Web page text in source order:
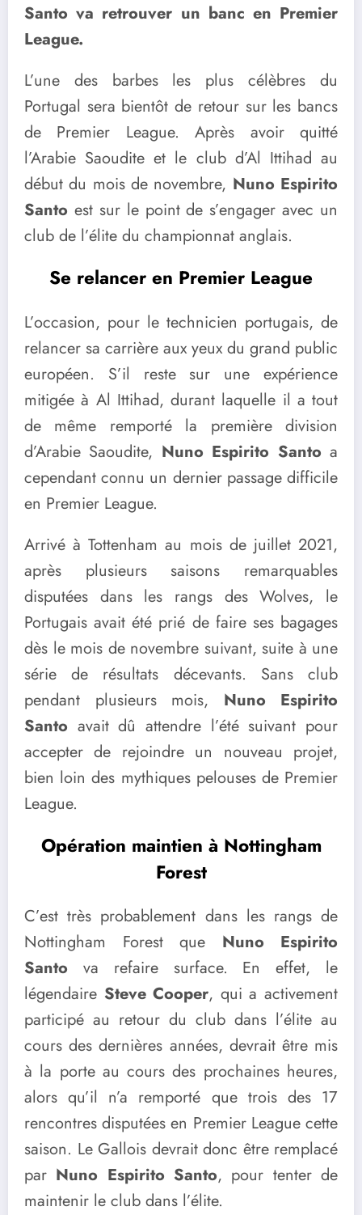
Santo va retrouver un banc en Premier
League.
L’une des barbes les plus célèbres du
Portugal sera bientôt de retour sur les bancs
de Premier League. Après avoir quitté
l’Arabie Saoudite et le club d’Al Ittihad au
début du mois de novembre, Nuno Espirito
Santo est sur le point de s’engager avec un
club de l’élite du championnat anglais.
Se relancer en Premier League
L’occasion, pour le technicien portugais, de
relancer sa carrière aux yeux du grand public
européen. S’il reste sur une expérience
mitigée à Al Ittihad, durant laquelle il a tout
de même remporté la première division
d’Arabie Saoudite, Nuno Espirito Santo a
cependant connu un dernier passage difficile
en Premier League.
Arrivé à Tottenham au mois de juillet 2021,
après plusieurs saisons remarquables
disputées dans les rangs des Wolves, le
Portugais avait été prié de faire ses bagages
dès le mois de novembre suivant, suite à une
série de résultats décevants. Sans club
pendant plusieurs mois, Nuno Espirito
Santo avait dû attendre l’été suivant pour
accepter de rejoindre un nouveau projet,
bien loin des mythiques pelouses de Premier
League.
Opération maintien à Nottingham
Forest
C’est très probablement dans les rangs de
Nottingham Forest que Nuno Espirito
Santo va refaire surface. En effet, le
légendaire Steve Cooper, qui a activement
participé au retour du club dans l’élite au
cours des dernières années, devrait être mis
à la porte au cours des prochaines heures,
alors qu’il n’a remporté que trois des 17
rencontres disputées en Premier League cette
saison. Le Gallois devrait donc être remplacé
par Nuno Espirito Santo, pour tenter de
maintenir le club dans l’élite.